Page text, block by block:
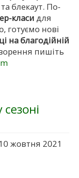
блекаут. По-
класи для
готуємо нові
на благодійній
пишіть
жовтня 2021